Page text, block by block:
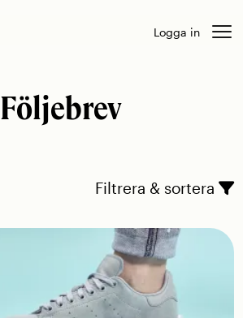
Logga in
Följebrev
Filtrera & sortera